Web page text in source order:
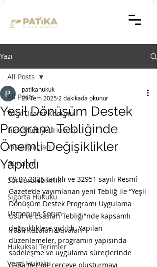
Yazı
All Posts
Türk Ticaret Kanunu
Fikri Mülkiyet Hukuku
Yasal İpuçları
Gündem
Sürdürülebilirlik
Sigorta Hukuku
Uzmanına Sorun
Trafik Kazaları Davaları
Hukuksal Terimler
Vergi Hukuku
All Posts
Yeşil Dönüşüm Destek
Programı Tebliğinde
Önemli Değişiklikler
Yapıldı
patikahukuk
29 Tem 2025 2 dakikada okunur
09.07.2025 tarihli ve 32951 sayılı Resmî
Gazete’de yayımlanan yeni Tebliğ ile “Yeşil
Dönüşüm Destek Programı Uygulama
Usul ve Esasları Tebliği”nde kapsamlı
değişikliklere gidildi. Yapılan
düzenlemeler, programın yapısında
sadeleşme ve uygulama süreçlerinde
daha net bir çerçeve oluşturmayı